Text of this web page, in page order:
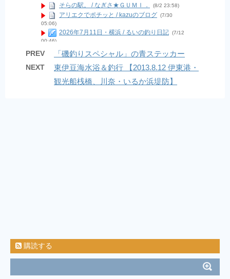
そらの駅。 / なぎさ★ＧＵＭＩ． (8/2 23:58)
アリエクでポチッと / kazuのブログ (7/30
05:06)
2026年7月11日・横浜 / るいの釣り日記 (7/12
00:46)
現状報告２０２６年６月 / Last Supurt
(6/7
04:14)
9月から12月中旬までの釣果！ / bonoの海ブロ
南房夜磯で夜な夜なフカセアジ / ヒロの南房夜
今週も鯵釣る？
7／22 神子元島 カメネ するするスルルー♯3 笠
りに行こう( ´艸`) (7/27 03:00)
PREV 「磯釣りスペシャル」の青ステッカー
NEXT
東伊豆海水浴＆釣行 【2013.8.12 伊東港・
観光船桟橋、川奈・いるか浜堤防】
購読する